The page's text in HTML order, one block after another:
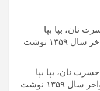
نان، بپا بپا
زحمتکشان: سعید سلطانپور این شعار اواخر سال ۱۳۵۹ نوشت